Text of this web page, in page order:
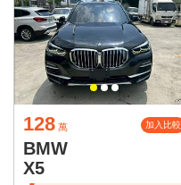
128 萬 加入比較
BMW
X5